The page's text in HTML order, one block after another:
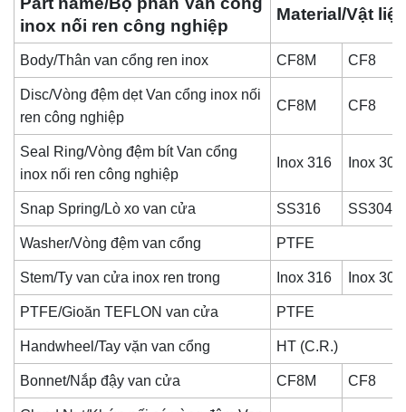
inox nối ren công nghiệp
Material/Vật
Body/Thân van cổng ren inox CF8M CF8
Disc/Vòng đệm dẹt Van cổng inox nối
ren công nghiệp
CF8M CF8
Seal Ring/Vòng đệm bít Van cổng
inox nối ren công nghiệp
Inox 316 Inox 304
Snap Spring/Lò xo van cửa SS316 SS304
Washer/Vòng đệm van cổng PTFE
Stem/Ty van cửa inox ren trong Inox 316 Inox 304
PTFE/Gioăn TEFLON van cửa PTFE
Handwheel/Tay vặn van cổng HT (C.R.)
Bonnet/Nắp đậy van cửa CF8M CF8